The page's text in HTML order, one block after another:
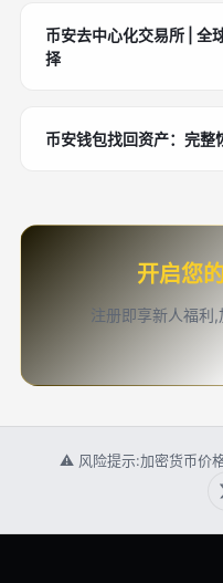
币安去中心化交易所 | 全
择
币安钱包找回资产：完整
开启您
注册即享新人福利
⚠ 风险提示:加密货币价